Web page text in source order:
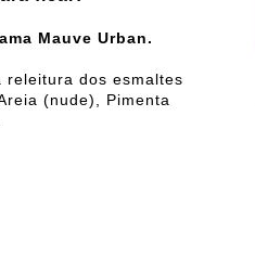
Mauve Urban.
releitura dos esmaltes
(nude), Pimenta